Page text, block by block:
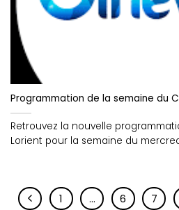
Programmation de la semaine du
Retrouvez la nouvelle
Lorient pour la semaine du
1 … 6 7